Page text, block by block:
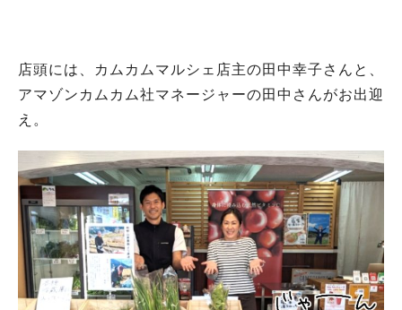
店頭には、カムカムマルシェ店主の田中幸子さんと、
アマゾンカムカム社マネージャーの田中さんがお出迎
え。